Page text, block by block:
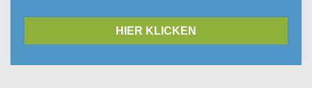
HIER KLICKEN